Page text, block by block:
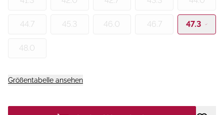
44.7 45.3 46.0 46.7 47.3
48.0
Größentabelle ansehen